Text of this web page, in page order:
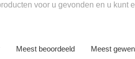
voor u gevonden en u kunt
Meest beoordeeld Meest